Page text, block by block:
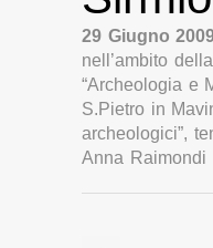
29 Giugno
nell’ambito
“Archeologia e
S.Pietro in
archeologici”,
Anna Raimondi